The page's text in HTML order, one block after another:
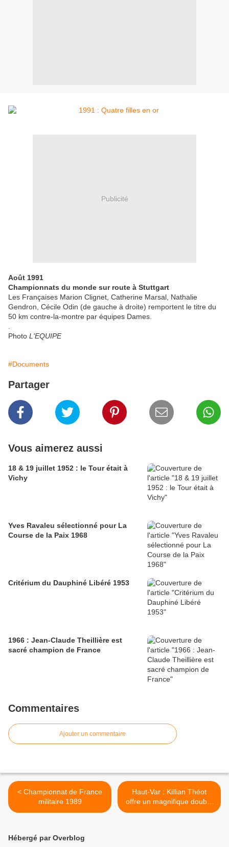
Publicité
Août 1991
Championnats du monde sur route à Stuttgart
Les Françaises Marion Clignet, Catherine Marsal, Nathalie
Gendron, Cécile Odin (de gauche à droite) remportent le titre du
50 km contre-la-montre par équipes Dames.
Photo L'EQUIPE
#Documents
Partager
Vous aimerez aussi
18 & 19 juillet 1952 : le Tour était à
Vichy
Yves Ravaleu sélectionné pour La
Course de la Paix 1968
Critérium du Dauphiné Libéré 1953
1966 : Jean-Claude Theillière est
sacré champion de France
Commentaires
Ajouter un commentaire
< Championnat de France
militaire 1989
Haut-Var : Killian Théot
offre un magnifique doublé
au VC Rouen 76 >
Hébergé par Overblog